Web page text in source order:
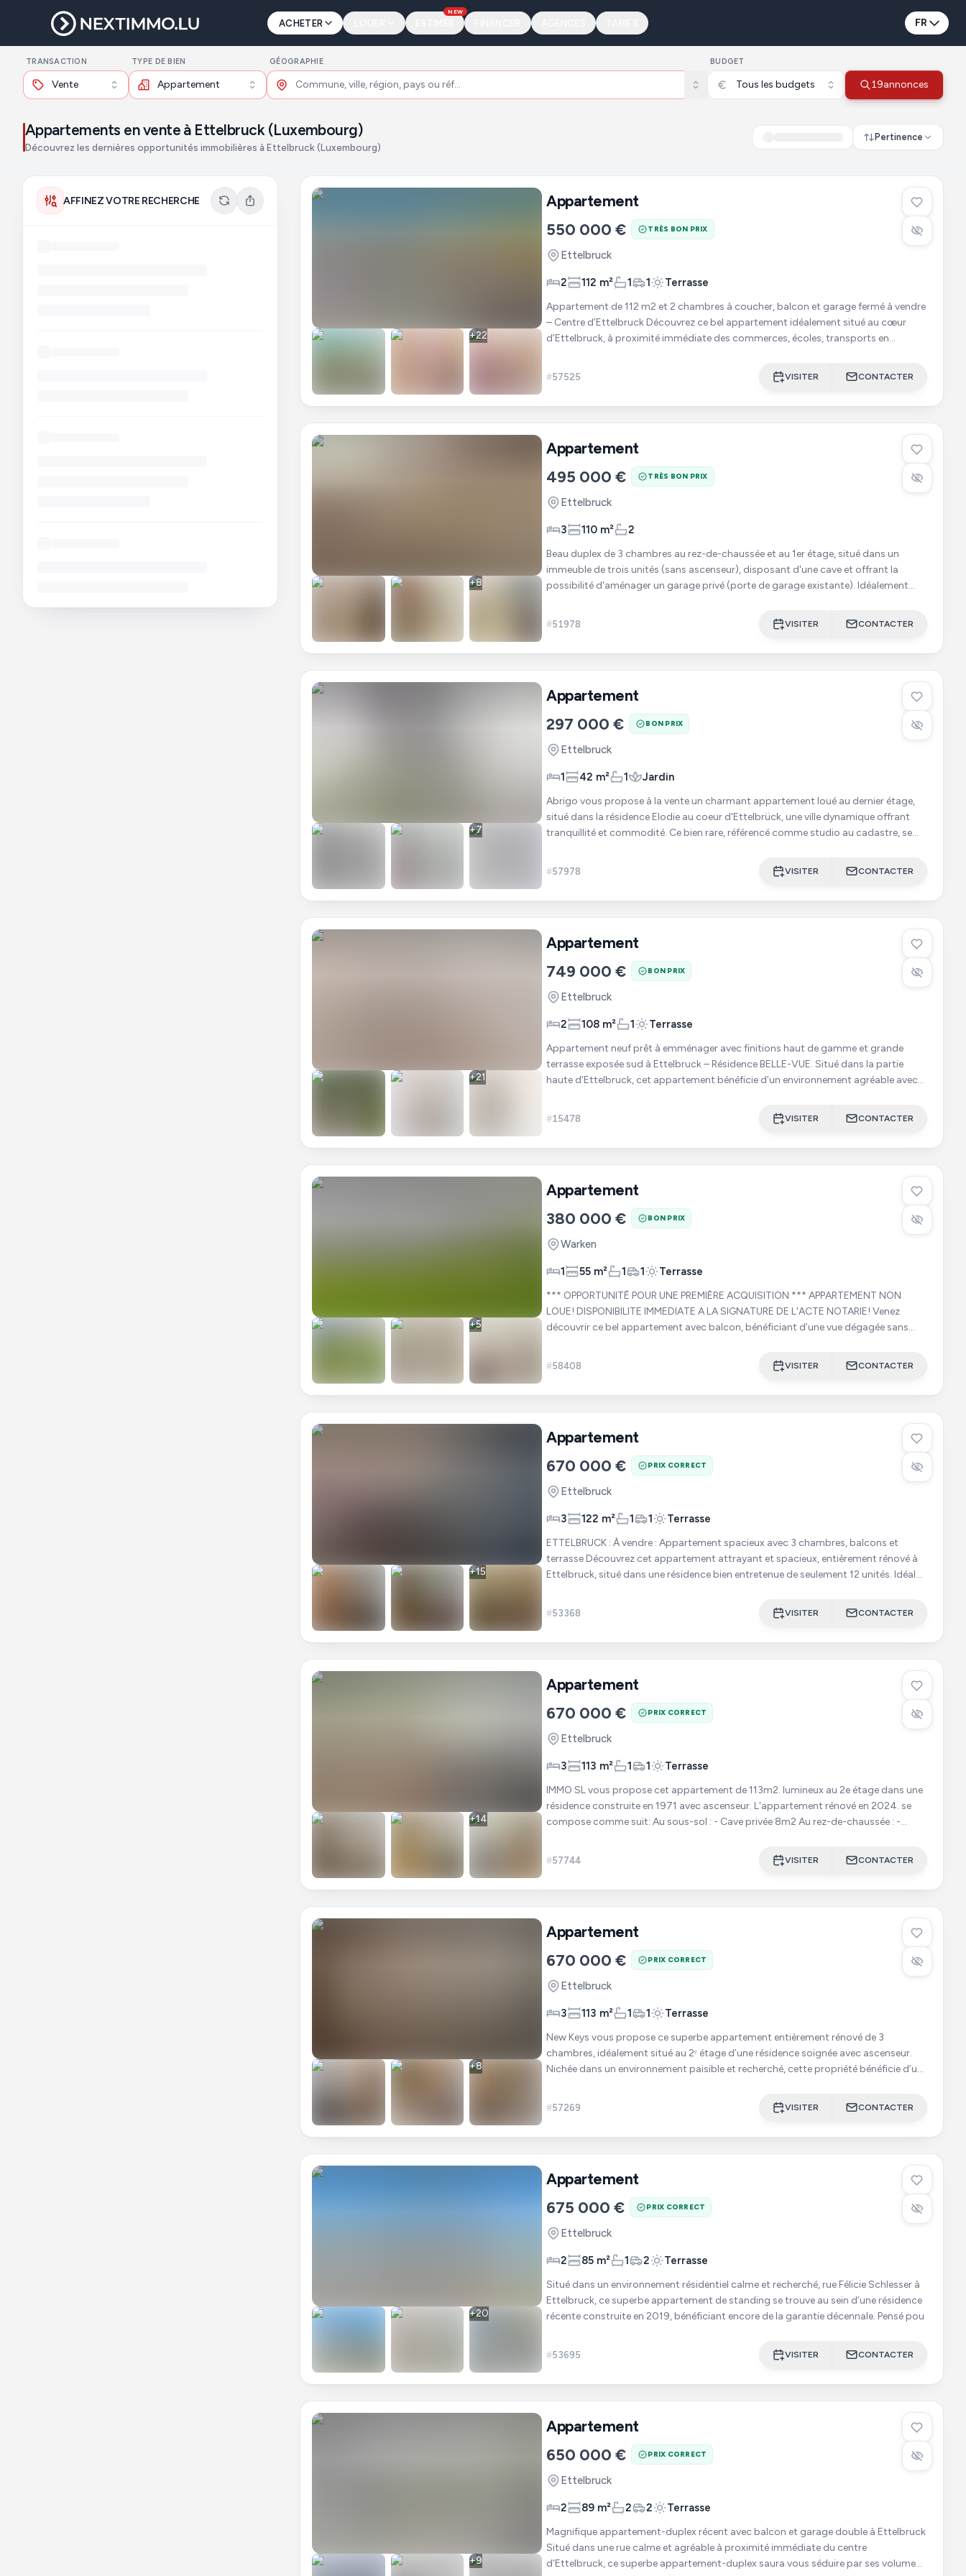
ACHETER
NEW
FR
TRANSACTION
Vente
TYPE DE BIEN
Appartement
GÉOGRAPHIE BUDGET
Tous les budgets 19annonces
Appartements en vente à Ettelbruck (Luxembourg)
Découvrez les dernières opportunités immobilières à Ettelbruck (Luxembourg)
Pertinence
AFFINEZ VOTRE RECHERCHE
+22
Appartement
550 000 € TRÈS BON PRIX
Ettelbruck
2 112 m² 1 1 Terrasse
Appartement de 112 m2 et 2 chambres à coucher, balcon et garage fermé à vendre
– Centre d’Ettelbruck Découvrez ce bel appartement idéalement situé au cœur
d’Ettelbruck, à proximité immédiate des commerces, écoles, transports en
#57525 VISITER CONTACTER
+8
Appartement
495 000 € TRÈS BON PRIX
Ettelbruck
3 110 m² 2
Beau duplex de 3 chambres au rez-de-chaussée et au 1er étage, situé dans un
immeuble de trois unités (sans ascenseur), disposant d'une cave et offrant la
possibilité d'aménager un garage privé (porte de garage existante). Idéalement
#51978 VISITER CONTACTER
+7
Appartement
297 000 € BON PRIX
Ettelbruck
1 42 m² 1 Jardin
Abrigo vous propose à la vente un charmant appartement loué au dernier étage,
situé dans la résidence Elodie au coeur d'Ettelbrück, une ville dynamique offrant
tranquillité et commodité. Ce bien rare, référencé comme studio au cadastre, se
#57978 VISITER CONTACTER
+21
Appartement
749 000 € BON PRIX
Ettelbruck
2 108 m² 1 Terrasse
Appartement neuf prêt à emménager avec finitions haut de gamme et grande
terrasse exposée sud à Ettelbruck – Résidence BELLE-VUE. Situé dans la partie
haute d’Ettelbruck, cet appartement bénéficie d’un environnement agréable avec
#15478 VISITER CONTACTER
+5
Appartement
380 000 € BON PRIX
Warken
1 55 m² 1 1 Terrasse
*** OPPORTUNITÉ POUR UNE PREMIÈRE ACQUISITION *** APPARTEMENT NON
LOUE! DISPONIBILITE IMMEDIATE A LA SIGNATURE DE L'ACTE NOTARIE! Venez
découvrir ce bel appartement avec balcon, bénéficiant d’une vue dégagée sans
#58408 VISITER CONTACTER
+15
Appartement
670 000 € PRIX CORRECT
Ettelbruck
3 122 m² 1 1 Terrasse
ETTELBRUCK : À vendre : Appartement spacieux avec 3 chambres, balcons et
terrasse Découvrez cet appartement attrayant et spacieux, entièrement rénové à
Ettelbruck, situé dans une résidence bien entretenue de seulement 12 unités. Idéal
#53368 VISITER CONTACTER
+14
Appartement
670 000 € PRIX CORRECT
Ettelbruck
3 113 m² 1 1 Terrasse
IMMO SL vous propose cet appartement de 113m2. lumineux au 2e étage dans une
résidence construite en 1971 avec ascenseur. L'appartement rénové en 2024. se
compose comme suit: Au sous-sol : - Cave privée 8m2 Au rez-de-chaussée : -
#57744 VISITER CONTACTER
+8
Appartement
670 000 € PRIX CORRECT
Ettelbruck
3 113 m² 1 1 Terrasse
New Keys vous propose ce superbe appartement entièrement rénové de 3
chambres, idéalement situé au 2ᵉ étage d’une résidence soignée avec ascenseur.
Nichée dans un environnement paisible et recherché, cette propriété bénéficie d’un
#57269 VISITER CONTACTER
+20
Appartement
675 000 € PRIX CORRECT
Ettelbruck
2 85 m² 1 2 Terrasse
Situé dans un environnement résidentiel calme et recherché, rue Félicie Schlesser à
Ettelbruck, ce superbe appartement de standing se trouve au sein d’une résidence
récente construite en 2019, bénéficiant encore de la garantie décennale. Pensé pou
#53695 VISITER CONTACTER
+9
Appartement
650 000 € PRIX CORRECT
Ettelbruck
2 89 m² 2 2 Terrasse
Magnifique appartement-duplex récent avec balcon et garage double à Ettelbruck
Situé dans une rue calme et agréable à proximité immédiate du centre
d’Ettelbruck, ce superbe appartement-duplex saura vous séduire par ses volumes,